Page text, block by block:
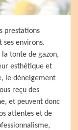
prestations
environs.
tonte de gazon,
esthétique et
le déneigement
reçu des
et peuvent donc
attentes et de